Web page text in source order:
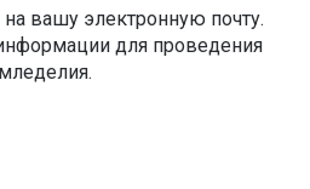
вашу электронную почту.
для проведения